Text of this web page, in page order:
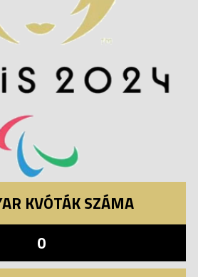
KVÓTÁK SZÁMA
0